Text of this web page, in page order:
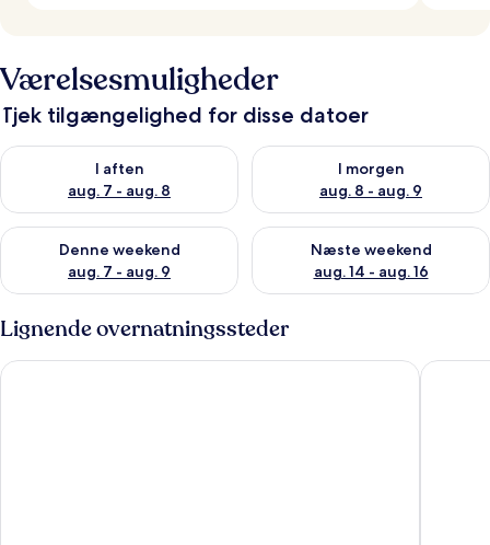
Værelsesmuligheder
Tjek tilgængelighed for disse datoer
I aften
aug. 7 - aug. 8
Tjek tilgængelighed for i aften aug. 7 - aug. 8
I morgen
aug. 8 - aug. 9
Tjek tilgængelighed for i
Denne weekend
aug. 7 - aug. 9
Tjek tilgængelighed for denne weekend aug. 7 - aug. 9
Næste weekend
aug. 14 - aug. 16
Tjek tilgængelighed for næste
Lignende overnatningssteder
Hotel Helikon Ensana